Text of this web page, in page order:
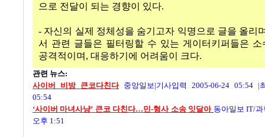
으로 전달이 되는 경향이 있다.
- 자신의 실제 정체성을 숨기고자 익명으로 글을 올리
서 관련 글들은 필터링할 수 있는 게이터키퍼들은 소
공격적이며, 대응하기에 어려움이 크다.
관련 뉴스:
사이버 비방 큰코다친다중앙일보|기사입력 2005-06-24 05:54 |
05:54
‘사이버 마녀사냥’ 큰코 다친다…민-형사 소송 잇달아 동아일보 IT/
오후 1:51